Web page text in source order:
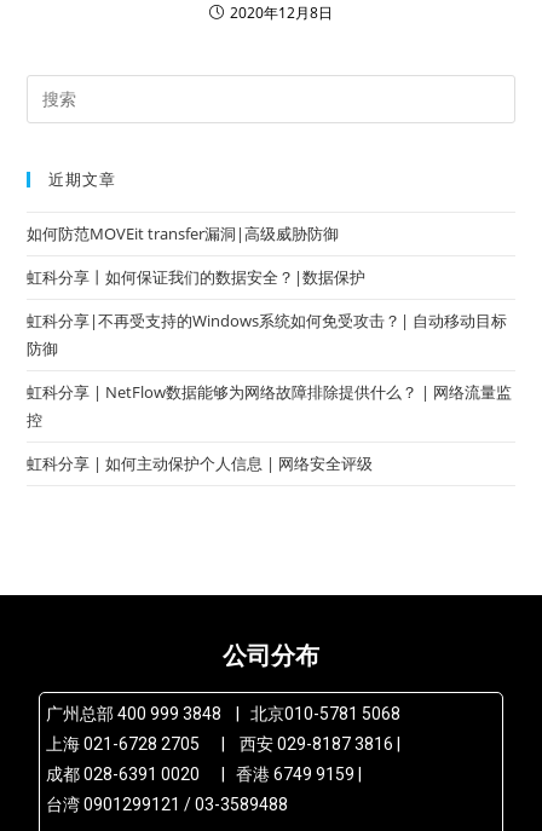
2020年12月8日
近期文章
如何防范MOVEit transfer漏洞|高级威胁防御
虹科分享丨如何保证我们的数据安全？|数据保护
虹科分享|不再受支持的Windows系统如何免受攻击？| 自动移动目标
防御
虹科分享 | NetFlow数据能够为网络故障排除提供什么？ | 网络流量监
控
虹科分享 | 如何主动保护个人信息 | 网络安全评级
公司分布
广州总部 400 999 3848 | 北京010-5781 5068
上海 021-6728 2705 | 西安 029-8187 3816 |
成都 028-6391 0020 | 香港 6749 9159 |
台湾 0901299121 / 03-3589488